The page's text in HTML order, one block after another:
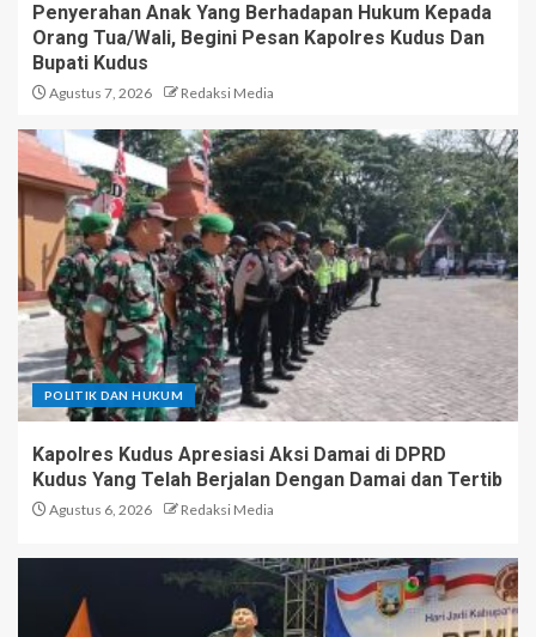
Penyerahan Anak Yang Berhadapan Hukum Kepada
Orang Tua/Wali, Begini Pesan Kapolres Kudus Dan
Bupati Kudus
Agustus 7, 2026 Redaksi Media
POLITIK DAN HUKUM
Kapolres Kudus Apresiasi Aksi Damai di DPRD
Kudus Yang Telah Berjalan Dengan Damai dan Tertib
Agustus 6, 2026 Redaksi Media